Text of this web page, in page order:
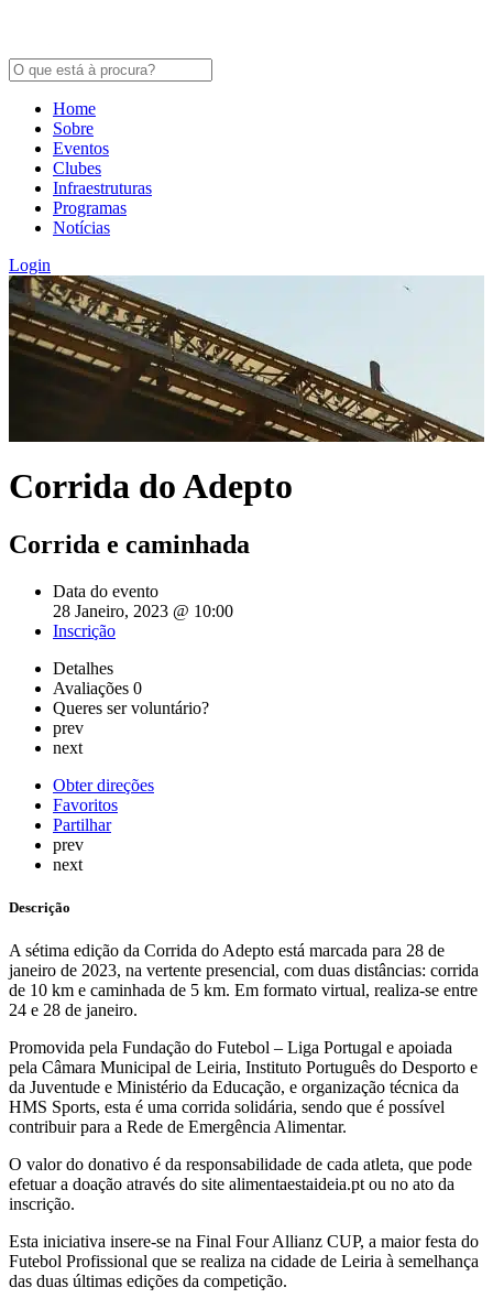
Home
Sobre
Eventos
Clubes
Infraestruturas
Programas
Notícias
Login
Corrida do Adepto
Corrida e caminhada
Data do evento
28 Janeiro, 2023 @ 10:00
Inscrição
Detalhes
Avaliações 0
Queres ser voluntário?
prev
next
Obter direções
Favoritos
Partilhar
prev
next
Descrição
A sétima edição da Corrida do Adepto está marcada para 28 de
janeiro de 2023, na vertente presencial, com duas distâncias: corrida
de 10 km e caminhada de 5 km. Em formato virtual, realiza-se entre
24 e 28 de janeiro.
Promovida pela Fundação do Futebol – Liga Portugal e apoiada
pela Câmara Municipal de Leiria, Instituto Português do Desporto e
da Juventude e Ministério da Educação, e organização técnica da
HMS Sports, esta é uma corrida solidária, sendo que é possível
contribuir para a Rede de Emergência Alimentar.
O valor do donativo é da responsabilidade de cada atleta, que pode
efetuar a doação através do site alimentaestaideia.pt ou no ato da
inscrição.
Esta iniciativa insere-se na Final Four Allianz CUP, a maior festa do
Futebol Profissional que se realiza na cidade de Leiria à semelhança
das duas últimas edições da competição.